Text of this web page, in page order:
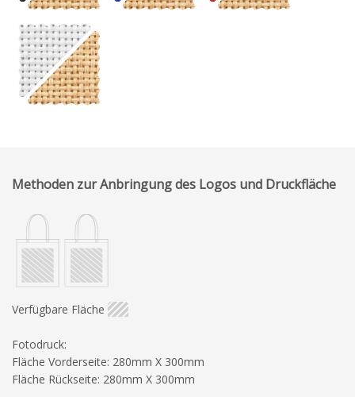
Methoden zur Anbringung des Logos und Druckfläche
Verfügbare Fläche
Fotodruck:
Fläche Vorderseite: 280mm X 300mm
Fläche Rückseite: 280mm X 300mm